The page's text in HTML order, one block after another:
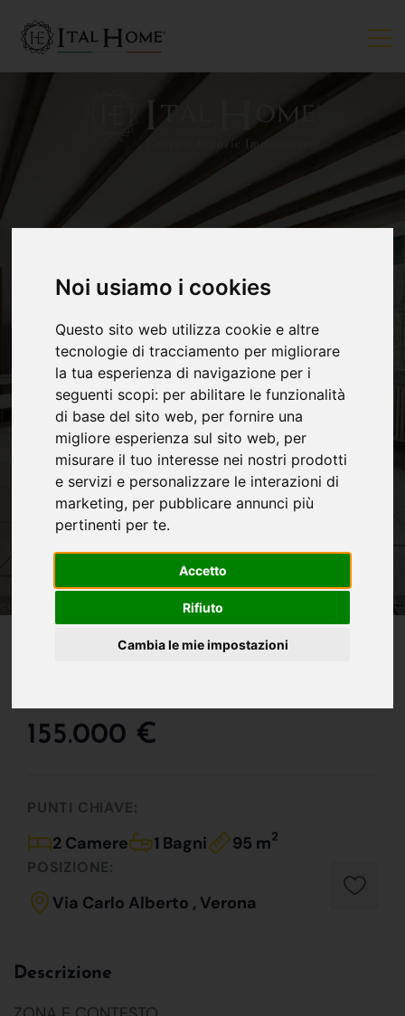
Noi usiamo i cookies
Questo sito web utilizza cookie e altre
tecnologie di tracciamento per migliorare
la tua esperienza di navigazione per i
seguenti scopi: per abilitare le funzionalità
di base del sito web, per fornire una
migliore esperienza sul sito web, per
misurare il tuo interesse nei nostri prodotti
e servizi e personalizzare le interazioni di
marketing, per pubblicare annunci più
pertinenti per te.
Accetto
Rifiuto
Cambia le mie impostazioni
VENDUTO
IN VENDITA
155.000 €
PUNTI CHIAVE:
2 Camere 1 Bagni 95 m2
POSIZIONE:
Via Carlo Alberto , Verona
Descrizione